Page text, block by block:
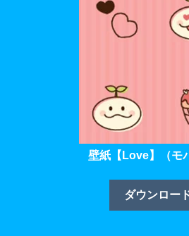
壁紙【Love】（モ
ダウンロー